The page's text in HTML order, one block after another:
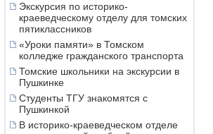
Экскурсия по историко-
краеведческому отделу для томских
пятиклассников
«Уроки памяти» в Томском
колледже гражданского транспорта
Томские школьники на экскурсии в
Пушкинке
Студенты ТГУ знакомятся с
Пушкинкой
В историко-краеведческом отделе